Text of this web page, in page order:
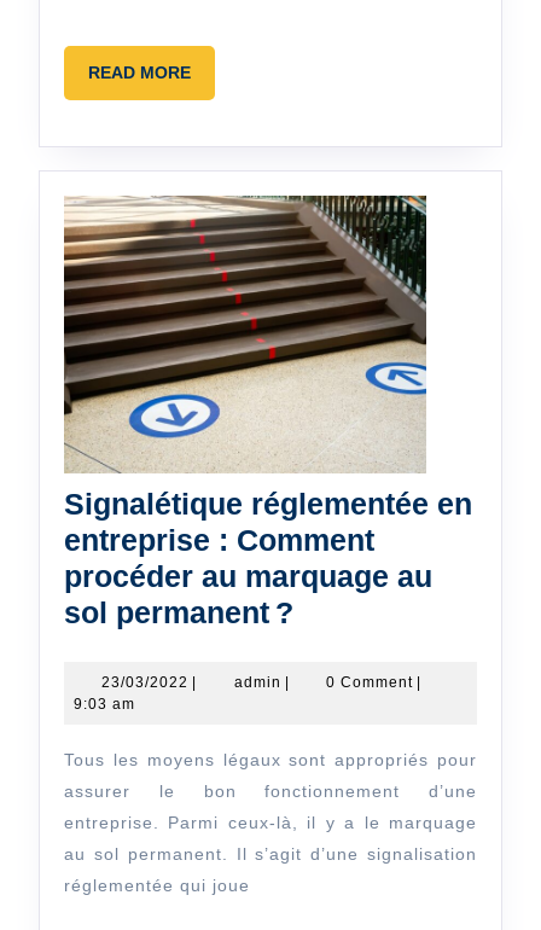
jardin
son
espace
extérieur
READ MOREREAD
MORE
Signalétique réglementée en
entreprise : Comment
procéder au marquage au
sol permanent ?
en
:
Comment
procéder
au
23/03/2022 23/03/2022
admin admin0 Comment
9:03 am
Tous les moyens légaux sont appropriés pour
assurer le bon fonctionnement d’une
entreprise. Parmi ceux-là, il y a le marquage
au sol permanent. Il s’agit d’une signalisation
réglementée qui joue